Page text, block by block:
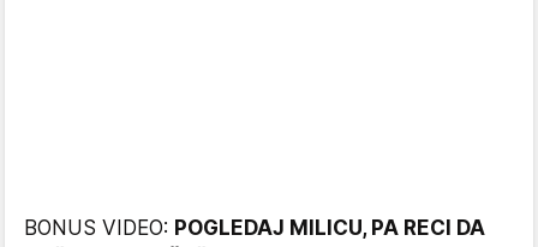
BONUS VIDEO: POGLEDAJ MILICU, PA RECI DA